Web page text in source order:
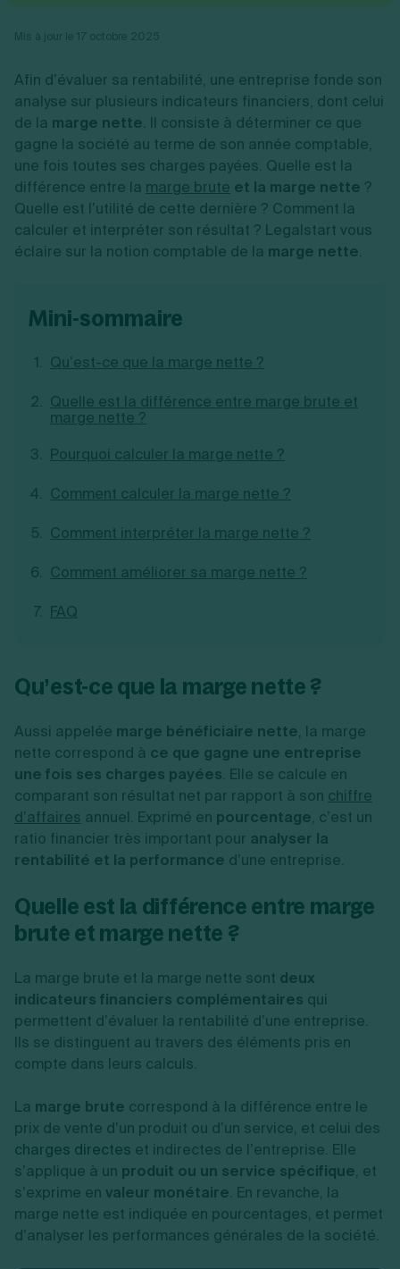
Commerce
Transport
Ressources
Simulateur de choix de forme juridique
Calcul de charges sociales
Estimation du coût de création
Calcul d'éligibilité à l'ACRE
Vérification de la disponibilité du nom d'entreprise
Réduction de capital
Gérer son entreprise
Gestion comptable
Approbation des comptes
Dépôt de marque
Recherche d'antériorité
Protection des créations
Confidentialité de l'adresse du dirigeant
Fermer son entreprise
Mise en sommeil
Dissolution-liquidation
Toutes les modifications
Conseil/finance
Vente en ligne
Services aux entreprises
Construction/travaux
Restauration
Commerce
Transport
Autres
Par fonctionnalité
Logiciel de comptabilité
Gestion des achats
Bilans et déclarations fiscales
Par besoin
Je souhaite être accompagné
comptable LS Compta
Fiches SCI
Fiches auto-entrepreneur
Fiches association
Toutes les fiches sur la création
Autres démarches
Gestion d’entreprise
Fermeture d’entreprise
Exercice d’un métier
Recouvrement de factures
Création d'entreprise
Devenir auto entrepreneur
Création d'EURL
Création de SARL
Création de SCI
Aides à la création d’entreprise
Fermeture d’une entreprise
Afin d’évaluer sa rentabilité, une entreprise fonde son
analyse sur plusieurs indicateurs financiers, dont celui
de la marge nette. Il consiste à déterminer ce que
gagne la société au terme de son année comptable,
une fois toutes ses charges payées. Quelle est la
différence entre la marge brute et la marge nette ?
Quelle est l’utilité de cette dernière ? Comment la
calculer et interpréter son résultat ? Legalstart vous
éclaire sur la notion comptable de la marge nette.
mini-sommaire
Qu’est-ce que la marge nette ?
Quelle est la différence entre marge brute et
marge nette ?
Pourquoi calculer la marge nette ?
Comment calculer la marge nette ?
Comment interpréter la marge nette ?
Comment améliorer sa marge nette ?
FAQ
Qu’est-ce que la marge nette ?
Aussi appelée marge bénéficiaire nette, la marge
nette correspond à ce que gagne une entreprise
une fois ses charges payées. Elle se calcule en
comparant son résultat net par rapport à son chiffre
d’affaires annuel. Exprimé en pourcentage, c’est un
ratio financier très important pour analyser la
rentabilité et la performance d’une entreprise.
Quelle est la différence entre marge
brute et marge nette ?
La marge brute et la marge nette sont deux
indicateurs financiers complémentaires qui
permettent d’évaluer la rentabilité d’une entreprise.
Ils se distinguent au travers des éléments pris en
compte dans leurs calculs.
La marge brute correspond à la différence entre le
prix de vente d’un produit ou d’un service, et celui des
charges directes et indirectes de l’entreprise. Elle
s’applique à un produit ou un service spécifique, et
s’exprime en valeur monétaire. En revanche, la
marge nette est indiquée en pourcentages, et permet
d’analyser les performances générales de la société.